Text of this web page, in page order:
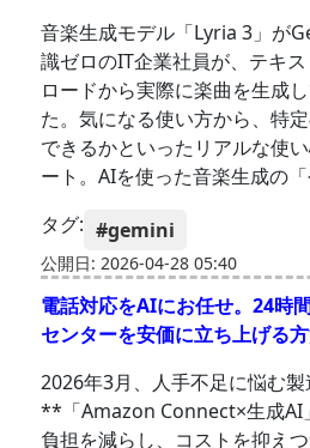
音楽生成モデル「Lyria 3」が
識ゼロのIT企業社員が、テキ
ロードから実際に楽曲を生成
た。気になる使い方から、特
できるかといったリアルな使
ート。AIを使った音楽生成の「
タグ: #gemini
公開日: 2026-04-28 05:40
電話対応をAIにお任せ。24時
センターを安価に立ち上げる
2026年3月、人手不足に悩む
**「Amazon Connect×生成AI
負担を減らし、コストを抑え